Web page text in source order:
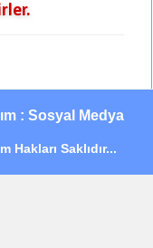
: Sosyal Medya
Saklıdır...